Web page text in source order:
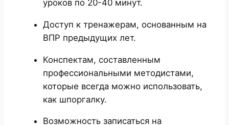
уроков по 20-40 минут.
Доступ к тренажерам, основанным на
ВПР предыдущих лет.
Конспектам, составленным
профессиональными методистами,
которые всегда можно использовать,
как шпоргалку.
Возможность записаться на